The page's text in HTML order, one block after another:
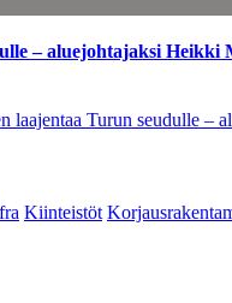
– aluejohtajaksi Heikki
laajentaa Turun seudulle –
Kiinteistöt